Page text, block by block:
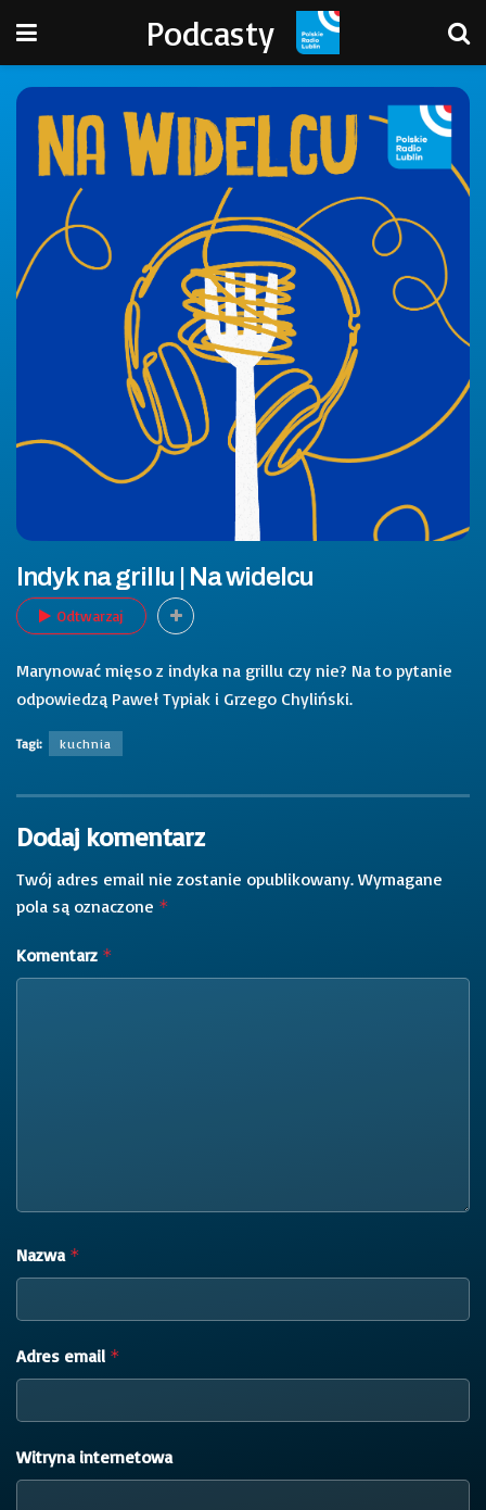
Podcasty
Indyk na grillu | Na widelcu
Odtwarzaj
Marynować mięso z indyka na grillu czy nie? Na to pytanie
odpowiedzą Paweł Typiak i Grzego Chyliński.
Tagi: kuchnia
Dodaj komentarz
Twój adres email nie zostanie opublikowany. Wymagane
pola są oznaczone *
Komentarz *
Nazwa *
Adres email *
Witryna internetowa